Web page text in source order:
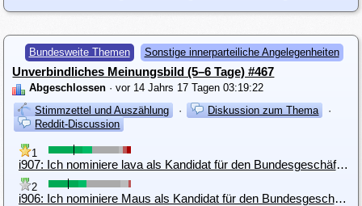
Bundesweite Themen Sonstige innerparteiliche Angelegenheiten
Unverbindliches Meinungsbild (5–6 Tage) #467
Abgeschlossen · vor 14 Jahrs 17 Tagen 03:19:22
Stimmzettel und Auszählung
· Diskussion zum Thema
·
Reddit-Discussion
1
i907: Ich nominiere lava als Kandidat für den Bundesgeschäftsführung
2
i906: Ich nominiere Maus als Kandidat für den Bundesgeschäftsführung